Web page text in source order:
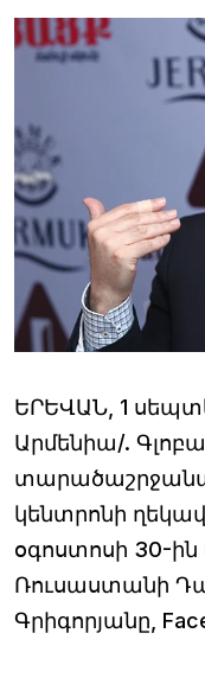
ԵՐԵՎԱՆ, 1
Արմենիա/.
կենտրոնի
օգոստոսի 30-ին
Ռուսաստանի
Գրիգորյանը,